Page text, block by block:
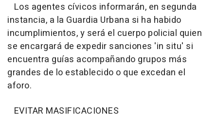
Los agentes cívicos informarán, en segunda
instancia, a la Guardia Urbana si ha habido
incumplimientos, y será el cuerpo policial quien
se encargará de expedir sanciones 'in situ' si
encuentra guías acompañando grupos más
grandes de lo establecido o que excedan el
aforo.
EVITAR MASIFICACIONES